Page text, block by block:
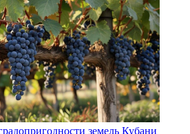
земель Кубани